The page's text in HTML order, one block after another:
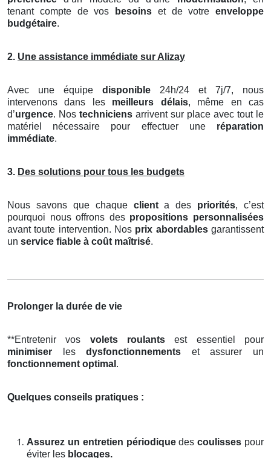
tenant compte de vos
besoins et de votre enveloppe
budgétaire.
2. Une assistance immédiate sur Alizay
Avec une équipe disponible 24h/24 et 7j/7, nous
intervenons dans les meilleurs délais, même en cas
d’urgence. Nos techniciens arrivent sur place avec tout le
matériel nécessaire pour effectuer une réparation
immédiate.
3. Des solutions pour tous les budgets
Nous savons que chaque clienta des priorités, c’est
pourquoi nous offrons des propositions personnalisées
avant toute intervention. Nos prix abordablesgarantissent
un service fiable à coût maîtrisé.
Prolonger la durée de vie
**Entretenir vos volets roulants est essentiel pour
minimiser lesdysfonctionnements et assurer un
fonctionnement optimal .
Quelques conseils pratiques :
Assurez un entretien périodiquedescoulisses pour
éviter les blocages.